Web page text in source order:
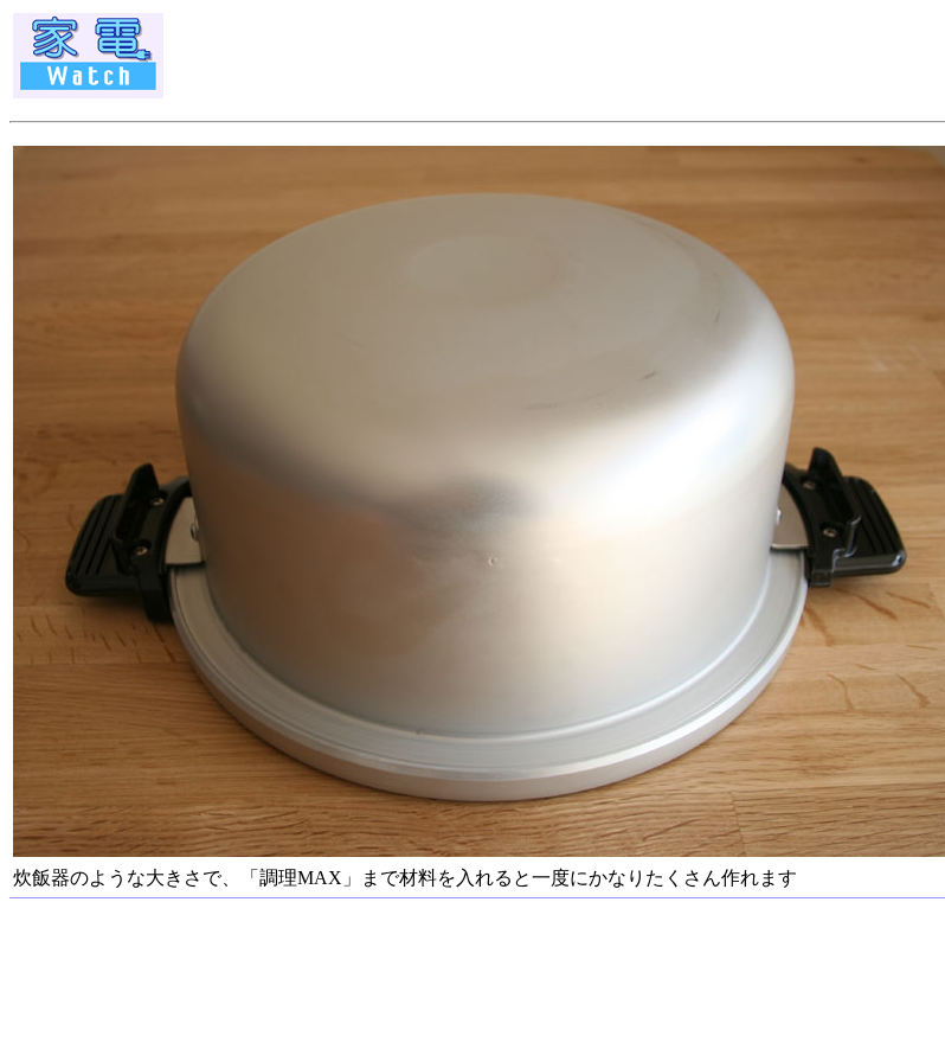
炊飯器のような大きさで、「調理MAX」まで材料を入れると一度にかなりたくさん作れます